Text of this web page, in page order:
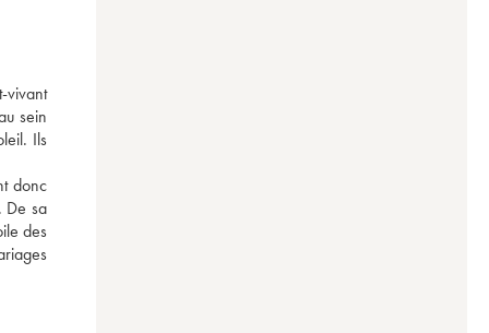
vivant
sein
Ils
donc
De sa
des